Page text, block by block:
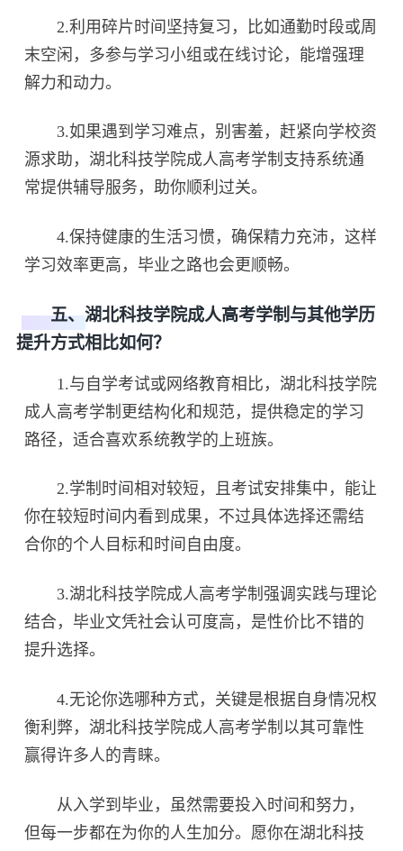
2.利用碎片时间坚持复习，比如通勤时段或周
末空闲，多参与学习小组或在线讨论，能增强理
解力和动力。
3.如果遇到学习难点，别害羞，赶紧向学校资
源求助，湖北科技学院成人高考学制支持系统通
常提供辅导服务，助你顺利过关。
4.保持健康的生活习惯，确保精力充沛，这样
学习效率更高，毕业之路也会更顺畅。
五、湖北科技学院成人高考学制与其他学历
提升方式相比如何？
1.与自学考试或网络教育相比，湖北科技学院
成人高考学制更结构化和规范，提供稳定的学习
路径，适合喜欢系统教学的上班族。
2.学制时间相对较短，且考试安排集中，能让
你在较短时间内看到成果，不过具体选择还需结
合你的个人目标和时间自由度。
3.湖北科技学院成人高考学制强调实践与理论
结合，毕业文凭社会认可度高，是性价比不错的
提升选择。
4.无论你选哪种方式，关键是根据自身情况权
衡利弊，湖北科技学院成人高考学制以其可靠性
赢得许多人的青睐。
从入学到毕业，虽然需要投入时间和努力，
但每一步都在为你的人生加分。愿你在湖北科技